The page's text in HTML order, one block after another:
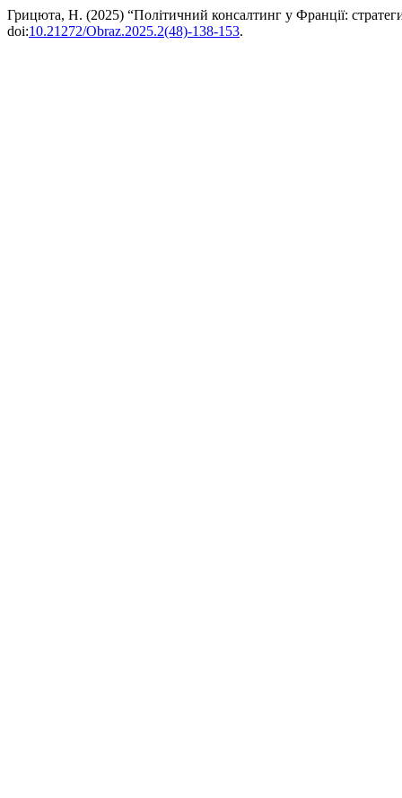
Грицюта, Н. (2025) “Політичний консалтинг у Франції:
doi:10.21272/Obraz.2025.2(48)-138-153.